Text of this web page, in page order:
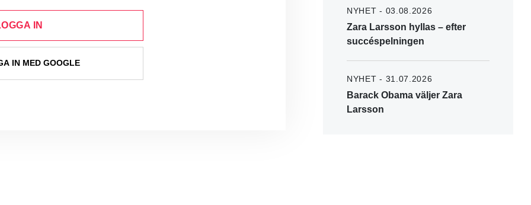
IN
IN MED GOOGLE
NYHET - 03.08.2026
Zara Larsson hyllas – efter
succéspelningen
NYHET - 31.07.2026
Barack Obama väljer Zara
Larsson